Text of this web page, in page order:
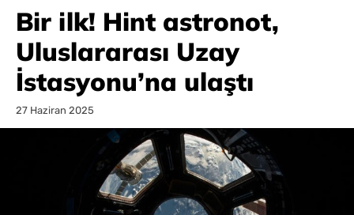
Bir ilk! Hint astronot,
Uluslararası Uzay
İstasyonu’na ulaştı
27 Haziran 2025